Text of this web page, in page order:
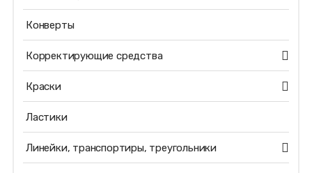
Конверты
Корректирующие средства
Краски
Ластики
Линейки, транспортиры, треугольники